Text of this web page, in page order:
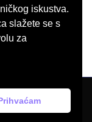
2026.
iskustva.
slažete se s
za